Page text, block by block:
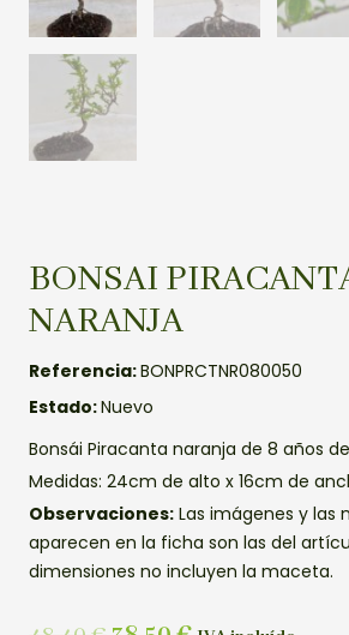
BONSAI
NARANJA
Referencia:BONPRCTNR080050
Estado:Nuevo
Bonsái Piracanta naranja de 8 años
Medidas: 24cm de alto x 16cm de
Observaciones: Las imágenes y las
aparecen en la ficha son las del
dimensiones no incluyen la maceta.